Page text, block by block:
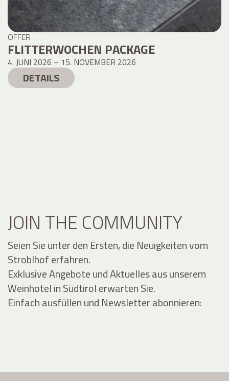
OFFER
FLITTERWOCHEN PACKAGE
4. JUNI 2026 – 15. NOVEMBER 2026
DETAILS
JOIN THE COMMUNITY
Seien Sie unter den Ersten, die Neuigkeiten vom
Stroblhof erfahren.
Exklusive Angebote und Aktuelles aus unserem
Weinhotel in Südtirol erwarten Sie.
Einfach ausfüllen und Newsletter abonnieren: